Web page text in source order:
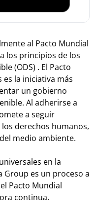
al Pacto Mundial
los principios de los
(ODS) . El Pacto
es la iniciativa más
un gobierno
Al adherirse a
a seguir
derechos humanos,
medio ambiente.
en la
Group es un proceso a
Pacto Mundial
continua.